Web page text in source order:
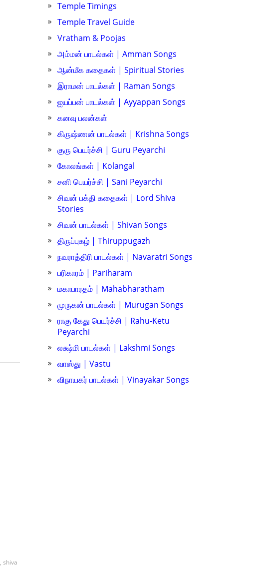
, shiva
Temple Timings
Temple Travel Guide
Vratham & Poojas
அம்மன் பாடல்கள் | Amman Songs
ஆன்மீக கதைகள் | Spiritual Stories
இராமன் பாடல்கள் | Raman Songs
ஐயப்பன் பாடல்கள் | Ayyappan Songs
கனவு பலன்கள்
கிருஷ்ணன் பாடல்கள் | Krishna Songs
குரு பெயர்ச்சி | Guru Peyarchi
கோலங்கள் | Kolangal
சனி பெயர்ச்சி | Sani Peyarchi
சிவன் பக்தி கதைகள் | Lord Shiva
Stories
சிவன் பாடல்கள் | Shivan Songs
திருப்புகழ் | Thiruppugazh
நவராத்திரி பாடல்கள் | Navaratri Songs
பரிகாரம் | Pariharam
மகாபாரதம் | Mahabharatham
முருகன் பாடல்கள் | Murugan Songs
ராகு கேது பெயர்ச்சி | Rahu-Ketu
Peyarchi
லக்ஷ்மி பாடல்கள் | Lakshmi Songs
வாஸ்து | Vastu
விநாயகர் பாடல்கள் | Vinayakar Songs